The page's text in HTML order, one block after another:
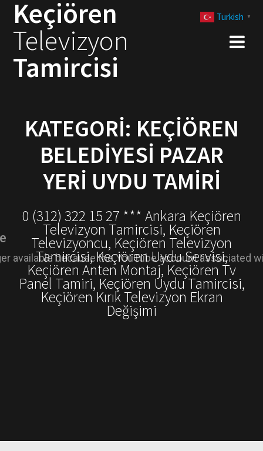
Keçiören
Televizyon
Tamircisi
KATEGORI: KEÇIÖREN
BELEDIYESI PAZAR
YERI UYDU TAMIRI
0 (312) 322 15 27 *** Ankara Keçiören
Televizyon Tamircisi, Keçiören
Televizyoncu, Keçiören Televizyon
Tamircisi, Keçiören Uydu Servisi,
Keçiören Anten Montaj, Keçiören Tv
Panel Tamiri, Keçiören Uydu Tamircisi,
Keçiören Kırık Televizyon Ekran
Değişimi
Turkish ▼